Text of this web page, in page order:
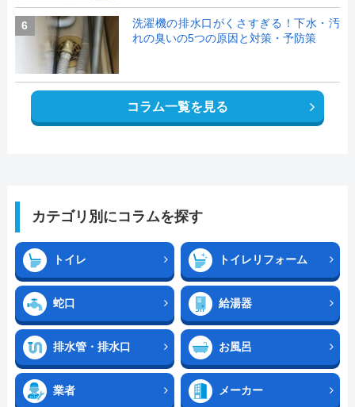
6
洗濯機の排水口がくさすぎる！下水・汚
れの臭いの5つの原因と対策・予防策
コラム一覧を見る
カテゴリ別にコラムを探す
トイレ トイレリフォーム
蛇口 給湯器
排水管・排水口 お風呂
業者 メーカー